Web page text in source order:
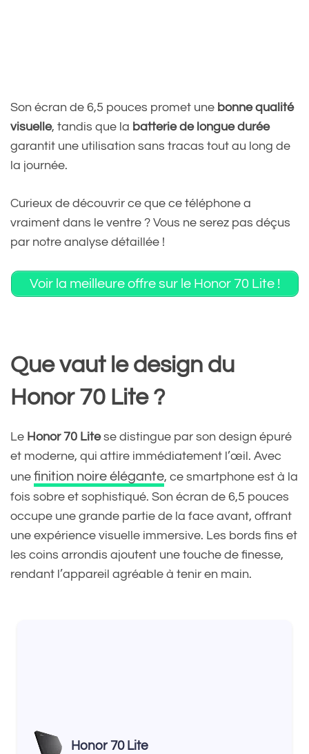
Son écran de 6,5 pouces promet une bonne qualité
visuelle, tandis que la batterie de longue durée
garantit une utilisation sans tracas tout au long de
la journée.
Curieux de découvrir ce que ce téléphone a
vraiment dans le ventre ? Vous ne serez pas déçus
par notre analyse détaillée !
Voir la meilleure offre sur le Honor 70 Lite !
Que vaut le design du
Honor 70 Lite ?
Le Honor 70 Litese distingue par son design épuré
et moderne, qui attire immédiatement l’œil. Avec
une finition noire élégante, ce smartphone est à la
fois sobre et sophistiqué. Son écran de 6,5 pouces
occupe une grande partie de la face avant, offrant
une expérience visuelle immersive. Les bords fins et
les coins arrondis ajoutent une touche de finesse,
rendant l’appareil agréable à tenir en main.
Honor 70 Lite